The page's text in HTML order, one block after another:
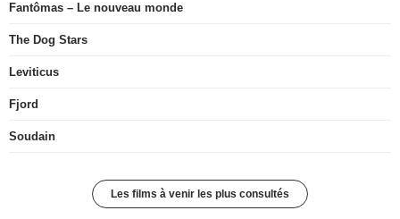
Fantômas – Le nouveau monde
The Dog Stars
Leviticus
Fjord
Soudain
Les films à venir les plus consultés